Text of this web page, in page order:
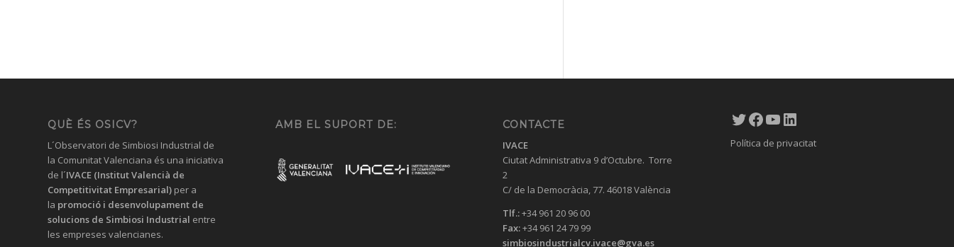
QUÈ ÉS OSICV?
L´Observatori de Simbiosi Industrial de
la Comunitat Valenciana és una iniciativa
de l´IVACE (Institut Valencià de
Competitivitat Empresarial) per a
la promoció i desenvolupament de
solucions de Simbiosi Industrial entre
les empreses valencianes.
AMB EL SUPORT DE:
CONTACTE
IVACE
Ciutat Administrativa 9 d’Octubre. Torre
2
C/ de la Democràcia, 77. 46018 València
Tlf.:+34 961 20 96 00
Fax:+34 961 24 79 99
simbiosindustrialcv.ivace@gva.es
Twitter
Facebook
YouTube
LinkedIn
Política de privacitat